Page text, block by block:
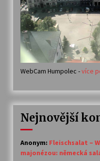
30. 7. 2026
Votavžatský
23. 7. 2026
14. 7. 2026
30. 6. 2026
WebCam Humpolec -více
Nejnovější
Anonym: Fleischsalat –
majonézou: německá